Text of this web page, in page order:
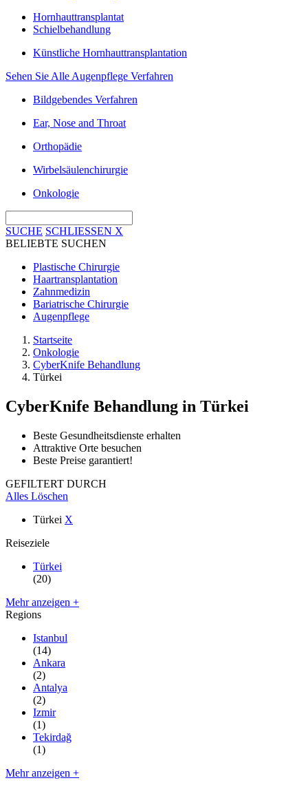
Hornhauttransplantat
Schielbehandlung
Künstliche Hornhauttransplantation
Sehen Sie Alle Augenpflege Verfahren
Bildgebendes Verfahren
Ear, Nose and Throat
Orthopädie
Wirbelsäulenchirurgie
Onkologie
SUCHE SCHLIESSEN X
BELIEBTE SUCHEN
Plastische Chirurgie
Haartransplantation
Zahnmedizin
Bariatrische Chirurgie
Augenpflege
Startseite
Onkologie
CyberKnife Behandlung
Türkei
CyberKnife Behandlung in Türkei
Beste Gesundheitsdienste erhalten
Attraktive Orte besuchen
Beste Preise garantiert!
GEFILTERT DURCH
Alles Löschen
Türkei X
Reiseziele
Türkei
(20)
Mehr anzeigen +
Regions
Istanbul
(14)
Ankara
(2)
Antalya
(2)
Izmir
(1)
Tekirdağ
(1)
Mehr anzeigen +